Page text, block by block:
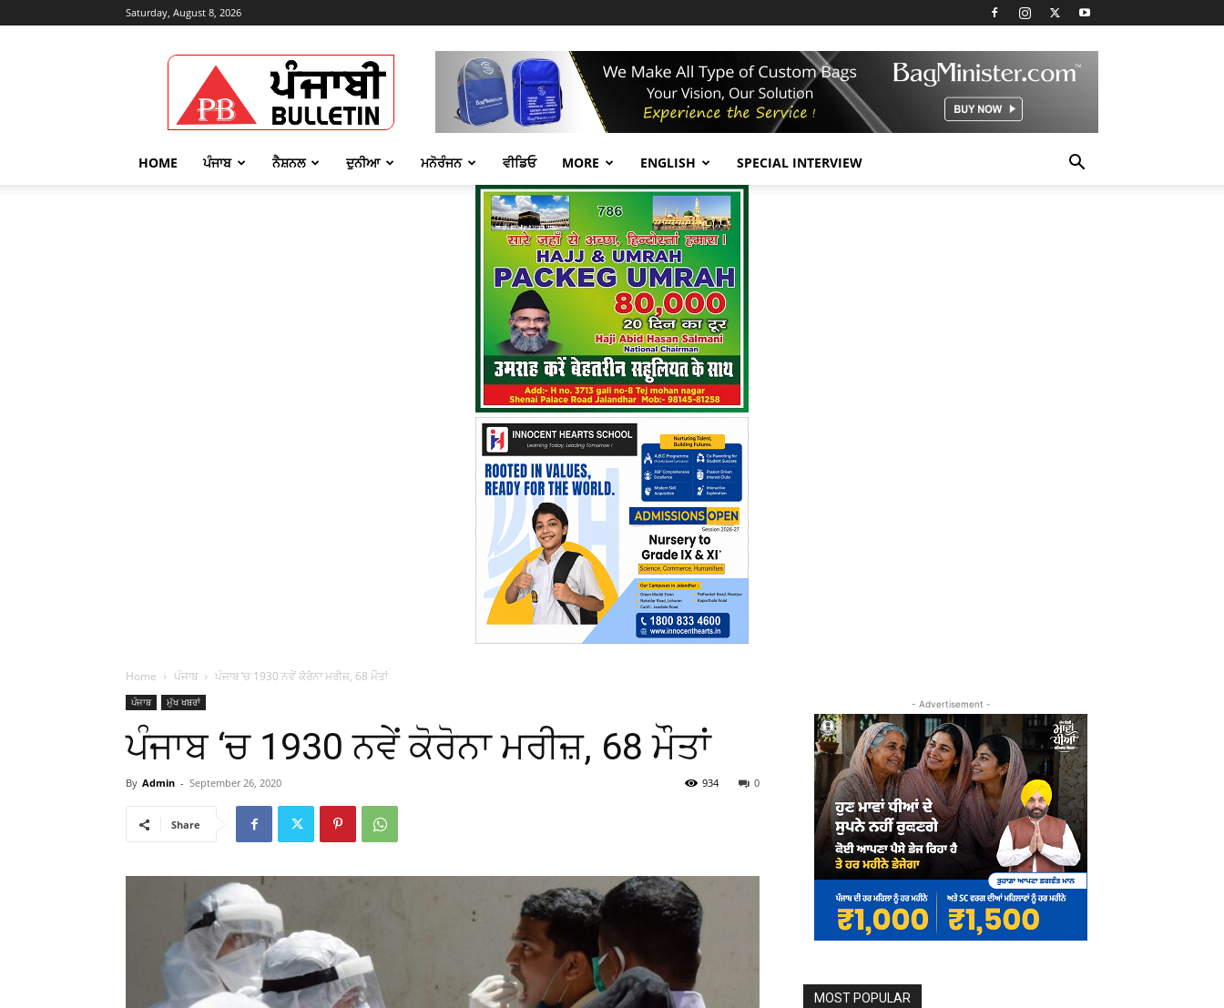
Saturday, August 8, 2026
Punjabi
Bulletin
HOME ਪੰਜਾਬ ਨੈਸ਼ਨਲ ਦੁਨੀਆ ਮਨੋਰੰਜਨ ਵੀਡਿਓ MORE ENGLISH SPECIAL INTERVIEW
Home ਪੰਜਾਬ ਪੰਜਾਬ ‘ਚ 1930 ਨਵੇਂ ਕੋਰੋਨਾ ਮਰੀਜ਼, 68 ਮੌਤਾਂ
ਪੰਜਾਬ ਮੁੱਖ ਖਬਰਾਂ
ਪੰਜਾਬ ‘ਚ 1930 ਨਵੇਂ ਕੋਰੋਨਾ ਮਰੀਜ਼, 68 ਮੌਤਾਂ
By Admin - September 26, 2020 0
934
Share
- Advertisement -
MOST POPULAR